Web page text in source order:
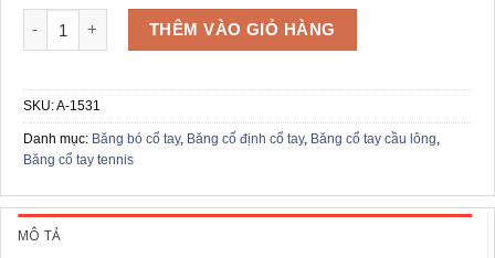
là:
239,000₫.
tại
là:
139,000₫.
Đai Bảo Vệ Cổ Tay AOLIKES A-1531 TFCC số lượng
THÊM VÀO GIỎ HÀNG
SKU:A-1531
Danh mục: Băng bó cổ tay, Băng cố định cổ tay, Băng cổ tay cầu lông,
Băng cổ tay tennis
MÔ TẢ